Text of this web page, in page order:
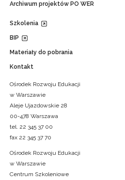
Archiwum projektów PO WER
Szkolenia
BIP
Materiały do pobrania
Kontakt
Ośrodek Rozwoju Edukacji
w Warszawie
Aleje Ujazdowskie 28
00-478 Warszawa
tel. 22 345 37 00
fax 22 345 37 70
Ośrodek Rozwoju Edukacji
w Warszawie
Centrum Szkoleniowe